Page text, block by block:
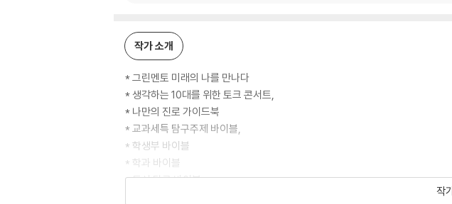
작가 소개
* 그린멘토 미래의 나를 만나다
* 생각하는 10대를 위한 토크 콘서트,
* 나만의 진로 가이드북
* 교과세특 탐구주제 바이블,
* 학생부 바이블
* 학과 바이블
* 독서 탐구 바이블
작